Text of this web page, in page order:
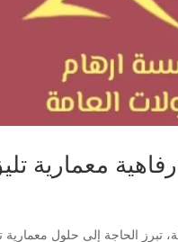
معمارية
الحاجة إلى حلول معمارية